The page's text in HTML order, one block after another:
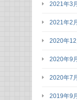
2021年3月
2021年2月
2020年12
2020年9月
2020年7月
2019年9月